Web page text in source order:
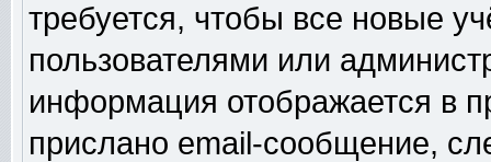
требуется, чтобы все новые
пользователями или
информация отображается в
прислано email-сообщение,